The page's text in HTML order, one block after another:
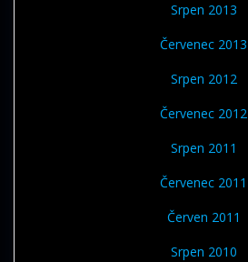
Srpen 2013
Červenec 2013
Srpen 2012
Červenec 2012
Srpen 2011
Červenec 2011
Červen 2011
Srpen 2010